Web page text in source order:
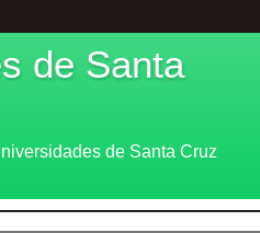
de Santa
de Santa Cruz